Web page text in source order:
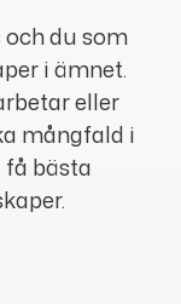
du som
i ämnet.
eller
mångfald i
bästa